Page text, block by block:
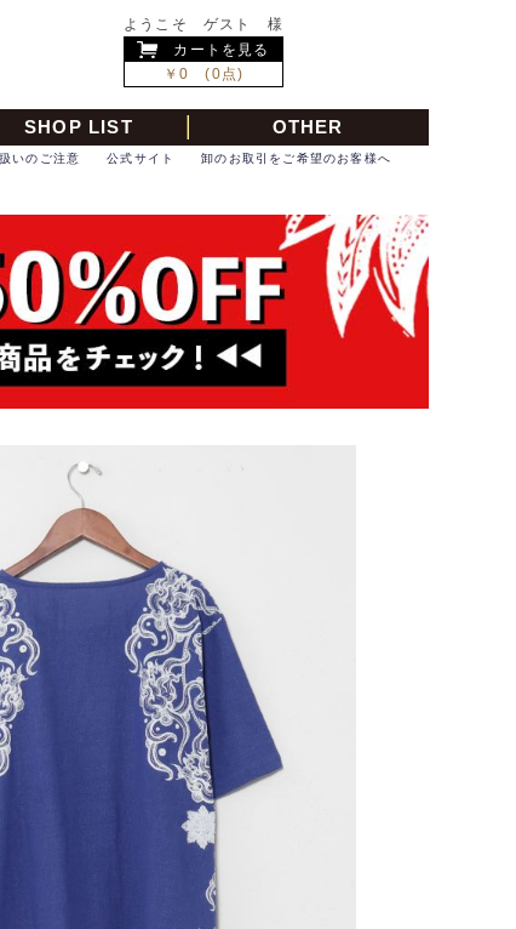
ようこそ ゲスト 様
カートを見る
￥0 (0点)
SHOP LIST OTHER
卸のお取引をご希望のお客様へ
公式サイト
いのご注意